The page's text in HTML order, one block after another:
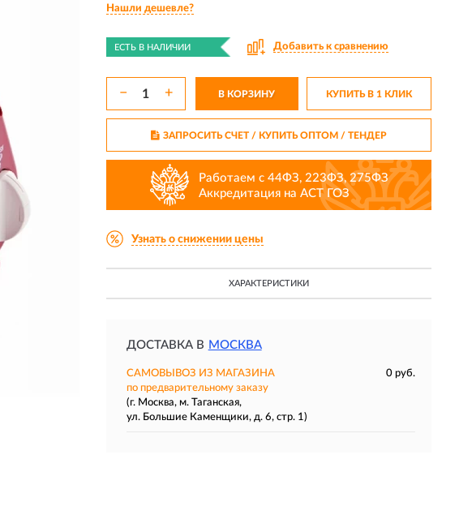
Нашли дешевле?
ЕСТЬ В НАЛИЧИИ Добавить к сравнению
− + В КОРЗИНУ КУПИТЬ В 1 КЛИК
ЗАПРОСИТЬ СЧЕТ / КУПИТЬ ОПТОМ/ ТЕНДЕР
Работаем с 44ФЗ, 223ФЗ, 275ФЗ
Аккредитация на АСТ ГОЗ
Узнать о снижении цены
ХАРАКТЕРИСТИКИ
ДОСТАВКА В МОСКВА
САМОВЫВОЗ ИЗ МАГАЗИНА
0 руб.
по предварительному заказу
(г. Москва, м. Таганская,
ул. Большие Каменщики, д. 6, стр. 1)